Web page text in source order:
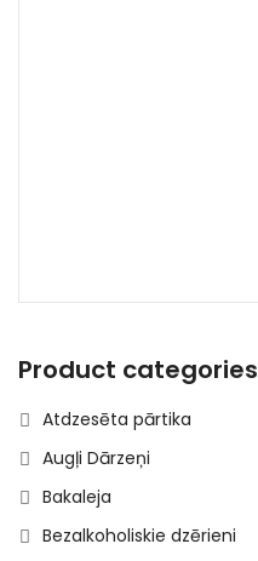
Product categories
Atdzesēta pārtika
Augļi Dārzeņi
Bakaleja
Bezalkoholiskie dzērieni